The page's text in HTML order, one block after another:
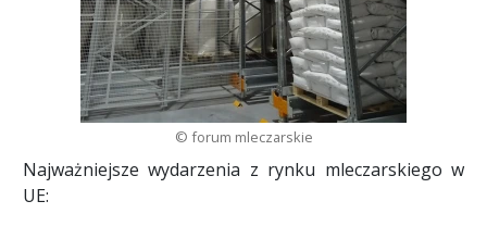
© forum mleczarskie
Najważniejsze wydarzenia z rynku mleczarskiego w
UE: